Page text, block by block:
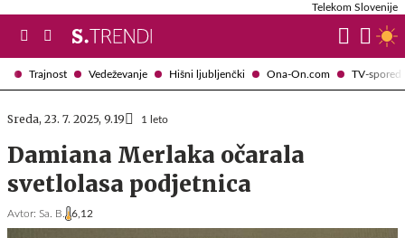
Trajnost Vedeževanje Hišni ljubljenčki Ona-On.com TV-spored
Telekom Slovenije
Sreda, 23. 7. 2025, 9.19 1 leto
Damiana Merlaka očarala
svetlolasa podjetnica
Avtor: Sa. B. 6,12